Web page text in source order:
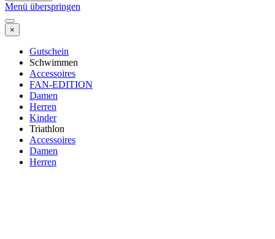
Menü überspringen
×
Gutschein
Schwimmen
Accessoires
FAN-EDITION
Damen
Herren
Kinder
Triathlon
Accessoires
Damen
Herren